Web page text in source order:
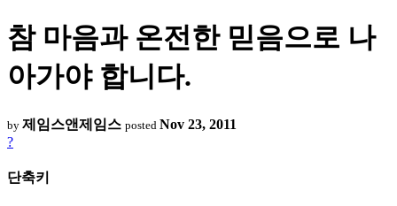
참 마음과 온전한 믿음으로 나
아가야 합니다.
by 제임스앤제임스 posted Nov 23, 2011
?
단축키